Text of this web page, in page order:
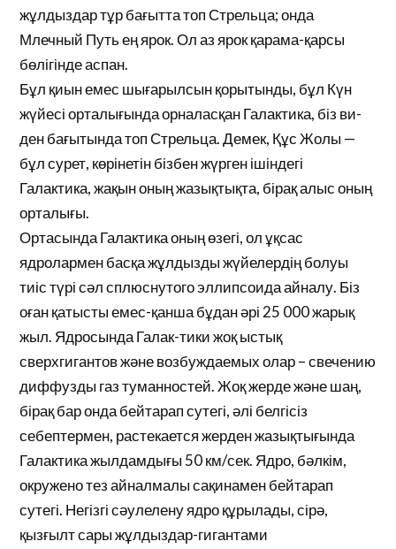
жұлдыздар тұр бағытта топ Стрельца; онда
Млечный Путь ең ярок. Ол аз ярок қарама-қарсы
бөлігінде аспан.
Бұл қиын емес шығарылсын қорытынды, бұл Күн
жүйесі орталығында орналасқан Галактика, біз ви-
ден бағытында топ Стрельца. Демек, Құс Жолы —
бұл сурет, көрінетін бізбен жүрген ішіндегі
Галактика, жақын оның жазықтықта, бірақ алыс оның
орталығы.
Ортасында Галактика оның өзегі, ол ұқсас
ядролармен басқа жұлдызды жүйелердің болуы
тиіс түрі сәл сплюснутого эллипсоида айналу. Біз
оған қатысты емес-қанша бұдан әрі 25 000 жарық
жыл. Ядросында Галак-тики жоқ ыстық
сверхгигантов және возбуждаемых олар – свечению
диффузды газ туманностей. Жоқ жерде және шаң,
бірақ бар онда бейтарап сутегі, әлі белгісіз
себептермен, растекается жерден жазықтығында
Галактика жылдамдығы 50 км/сек. Ядро, бәлкім,
окружено тез айналмалы сақинамен бейтарап
сутегі. Негізгі сәулелену ядро құрылады, сірә,
қызғылт сары жұлдыздар-гигантами